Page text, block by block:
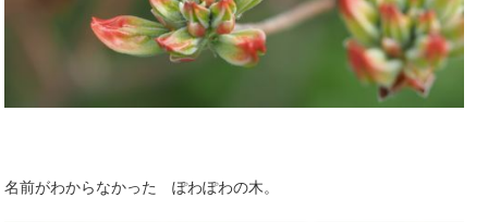
名前がわからなかった ぽわぽわの木。